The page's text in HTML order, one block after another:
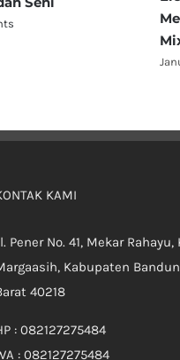
KAMI
Pener No. 41, Mekar Rahayu,
Kabupaten
40218
: 082127275484
: 082127275484